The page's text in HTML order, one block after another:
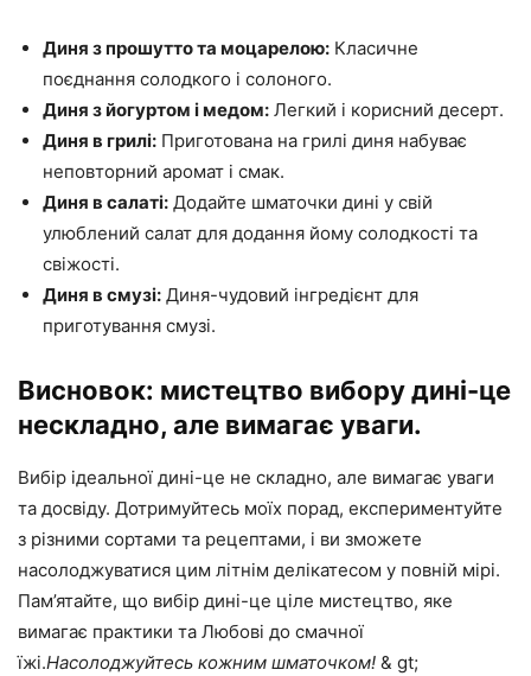
Диня з прошутто та моцарелою: Класичне
поєднання солодкого і солоного.
Диня з йогуртом і медом: Легкий і корисний десерт.
Диня в грилі: Приготована на грилі диня набуває
неповторний аромат і смак.
Диня в салаті: Додайте шматочки дині у свій
улюблений салат для додання йому солодкості та
свіжості.
Диня в смузі: Диня-чудовий інгредієнт для
приготування смузі.
Висновок: мистецтво вибору дині-це
нескладно, але вимагає уваги.
Вибір ідеальної дині-це не складно, але вимагає уваги
та досвіду. Дотримуйтесь моїх порад, експериментуйте
з різними сортами та рецептами, і ви зможете
насолоджуватися цим літнім делікатесом у повній мірі.
Пам’ятайте, що вибір дині-це ціле мистецтво, яке
вимагає практики та Любові до смачної
їжі.Насолоджуйтесь кожним шматочком! & gt;